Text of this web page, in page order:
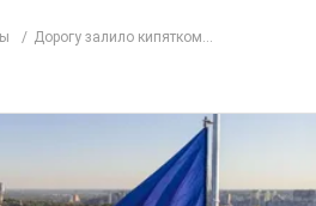
Дорогу залило кипятком...